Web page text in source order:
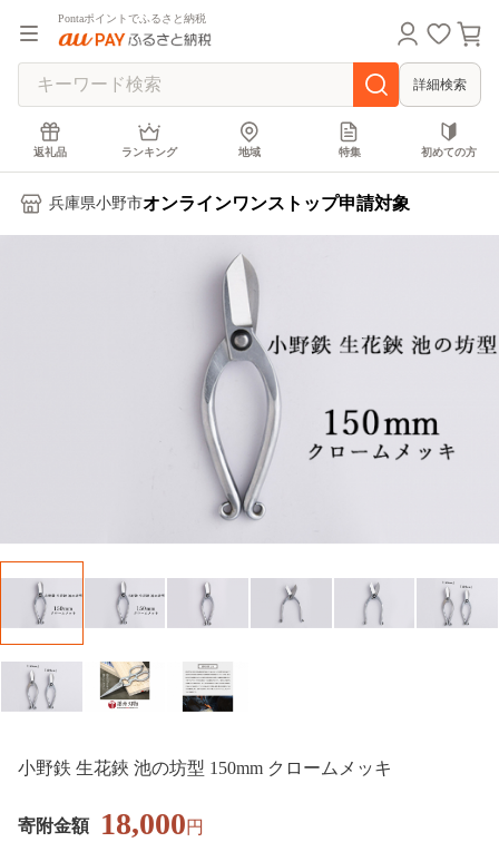
Pontaポイントでふるさと納税
詳細検索
返礼品 ランキング 地域 特集 初めての方
兵庫県小野市オンラインワンストップ申請対象
小野鉄 生花鋏 池の坊型 150mm クロームメッキ
寄附金額 18,000円